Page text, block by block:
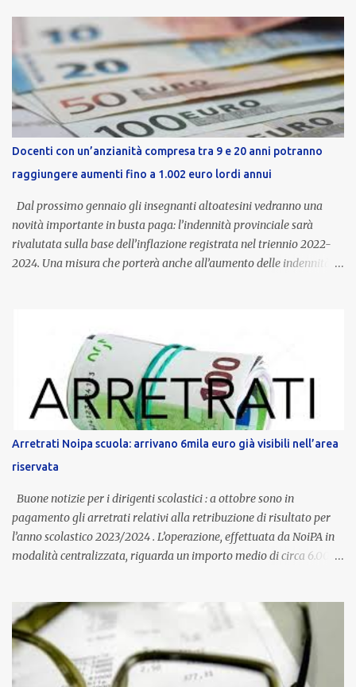
Docenti con un’anzianità compresa tra 9 e 20 anni potranno
raggiungere aumenti fino a 1.002 euro lordi annui
Dal prossimo gennaio gli insegnanti altoatesini vedranno una
novità importante in busta paga: l’indennità provinciale sarà
rivalutata sulla base dell’inflazione registrata nel triennio 2022-
2024. Una misura che porterà anche all’aumento delle indennità di
dedicato alle donne vittime di violenza di genere, in linea con la
normativa nazionale e con l’obiettivo di offrire maggiore tutela e
supporto in situazioni delicate. L’indennità provinciale per i docenti
è un unicum in Italia: si tratta di una misura esclusiva della
Provincia autonoma di Bolzano, che integra in maniera stabile lo
stipendio nazionale grazie alle prerogative garantite
dall’autonomia locale. Non è un bonus temporaneo né un
compenso accessorio, ma una voce strutturale di retribuzione,
aggiornata periodicamente in base al cost...
Arretrati Noipa scuola: arrivano 6mila euro già visibili nell’area
riservata
Buone notizie per i dirigenti scolastici : a ottobre sono in
pagamento gli arretrati relativi alla retribuzione di risultato per
l’anno scolastico 2023/2024 . L’operazione, effettuata da NoiPA in
modalità centralizzata, riguarda un importo medio di circa 6.000
ordinaria di ottobre . Cos’è la retribuzione di risultato La
retribuzione di risultato rappresenta la parte variabile dello
stipendio dei dirigenti scolastici. Viene corrisposta per valorizzare
la qualità dell’attività svolta, la gestione delle risorse e il